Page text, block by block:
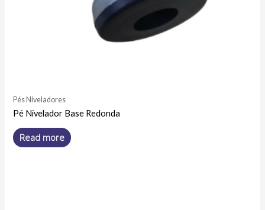
Pés Niveladores
Pé Nivelador Base Redonda
Read more